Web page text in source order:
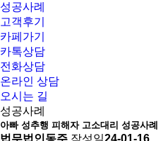
성공사례
고객후기
카페가기
카톡상담
전화상담
온라인 상담
오시는 길
성공사례
아빠 성추행 피해자 고소대리 성공사례